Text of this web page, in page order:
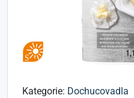
Kategorie: Dochucovadla